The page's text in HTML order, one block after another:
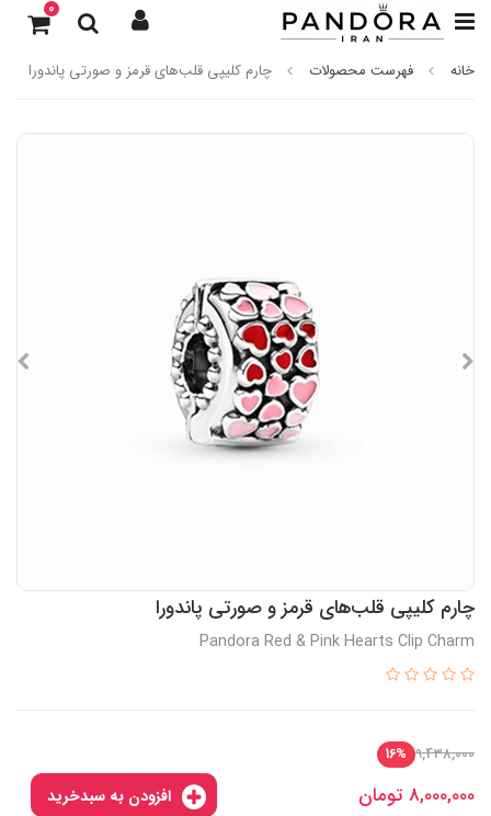
0
خانه فهرست محصولات چارم کلیپی قلب‌های قرمز و صورتی پاندورا
چارم کلیپی قلب‌های قرمز و صورتی پاندورا
Pandora Red & Pink Hearts Clip Charm
9,438,000
16%
8,000,000 تومان